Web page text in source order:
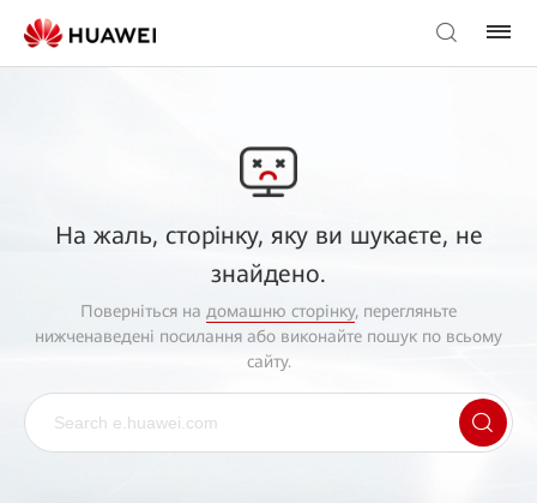
На жаль, сторінку, яку ви шукаєте, не
знайдено.
Поверніться на домашню сторінку, перегляньте
нижченаведені посилання або виконайте пошук по всьому
сайту.